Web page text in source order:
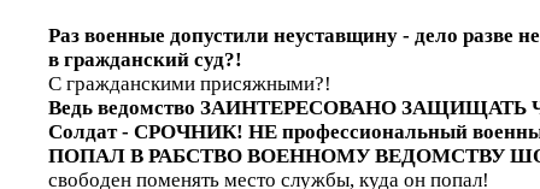
Раз военные допустили неуставщину - дело разве
в гражданский суд?!
С гражданскими присяжными?!
Ведь ведомство ЗАИНТЕРЕСОВАНО
Солдат - СРОЧНИК! НЕ профессиональный
ПОПАЛ В РАБСТВО ВОЕННОМУ ВЕДОМСТВУ
свободен поменять место службы, куда он попал!